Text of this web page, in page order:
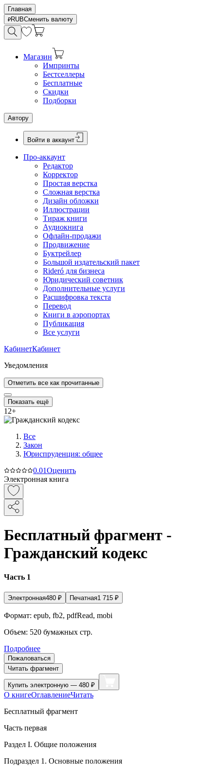
Главная
RUBСменить валюту
Магазин
Импринты
Бестселлеры
Бесплатные
Скидки
Подборки
Автору
Войти в аккаунт
Про-аккаунт
Редактор
Корректор
Простая верстка
Сложная верстка
Дизайн обложки
Иллюстрации
Тираж книги
Аудиокнига
Офлайн-продажи
Продвижение
Буктрейлер
Большой издательский пакет
Rideró для бизнеса
Юридический советник
Дополнительные услуги
Расшифровка текста
Перевод
Книги в аэропортах
Публикация
Все услуги
КабинетКабинет
Уведомления
Отметить все как прочитанные
Показать ещё
12+
Все
Закон
Юриспруденция: общее
0.01Оценить
Электронная книга
Бесплатный фрагмент -
Гражданский кодекс
Часть 1
Электронная480 ₽ Печатная1 715 ₽
Формат: epub, fb2, pdfRead, mobi
Объем: 520 бумажных стр.
Подробнее
Пожаловаться
Читать фрагмент
Купить электронную — 480 ₽
О книгеОглавлениеЧитать
Бесплатный фрагмент
Часть первая
Раздел I. Общие положения
Подраздел 1. Основные положения